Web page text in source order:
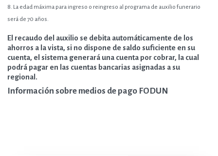
8. La edad máxima para ingreso o reingreso al programa de auxilio funerario
será de 70 años.
El recaudo del auxilio se debita automáticamente de los
ahorros a la vista, si no dispone de saldo suficiente en su
cuenta, el sistema generará una cuenta por cobrar, la cual
podrá pagar en las cuentas bancarias asignadas a su
regional.
Información sobre medios de pago FODUN